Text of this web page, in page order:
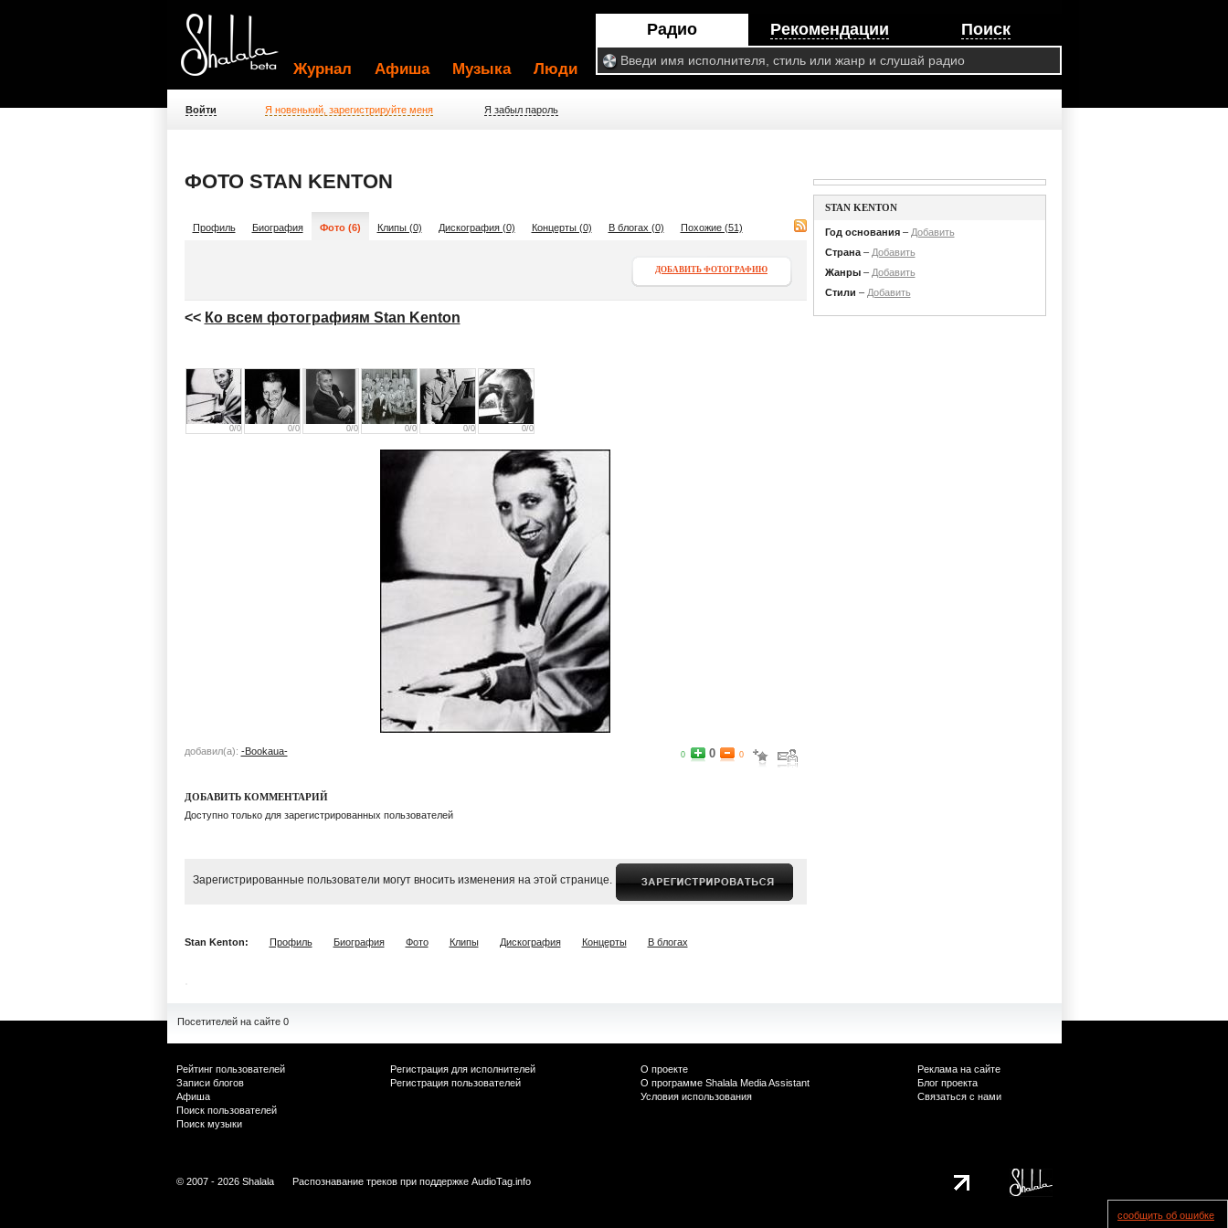
сообщить об ошибке
Радио Рекомендации Поиск
Журнал Афиша Музыка Люди
Войти Я новенький, зарегистрируйте меня Я забыл пароль
ФОТО STAN KENTON
Профиль Биография Фото (6) Клипы (0) Дискография (0) Концерты (0) В блогах (0) Похожие (51)
ДОБАВИТЬ ФОТОГРАФИЮ
<< Ко всем фотографиям Stan Kenton
0/0 0/0 0/0 0/0 0/0 0/0
добавил(а): -Bookaua- 0 0 0
ДОБАВИТЬ КОММЕНТАРИЙ
Доступно только для зарегистрированных пользователей
Зарегистрированные пользователи могут вносить изменения на этой странице.
Stan Kenton: Профиль Биография Фото Клипы Дискография Концерты В блогах
STAN KENTON
Год основания– Добавить
Страна– Добавить
Жанры– Добавить
Стили – Добавить
Посетителей на сайте 0
Рейтинг пользователей
Записи блогов
Афиша
Поиск пользователей
Поиск музыки
Регистрация для исполнителей
Регистрация пользователей
О проекте
О программе Shalala Media Assistant
Условия использования
Реклама на сайте
Блог проекта
Связаться с нами
© 2007 - 2026 Shalala Распознавание треков при поддержке AudioTag.info